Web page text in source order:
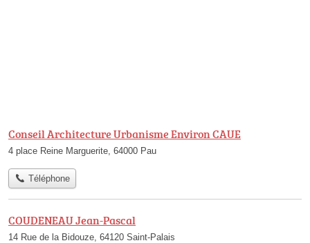
Conseil Architecture Urbanisme Environ CAUE
4 place Reine Marguerite, 64000 Pau
Téléphone
COUDENEAU Jean-Pascal
14 Rue de la Bidouze, 64120 Saint-Palais